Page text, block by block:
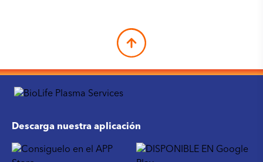
Descarga nuestra aplicación